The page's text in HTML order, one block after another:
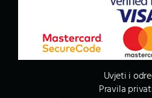
Uvjeti i
Pravila